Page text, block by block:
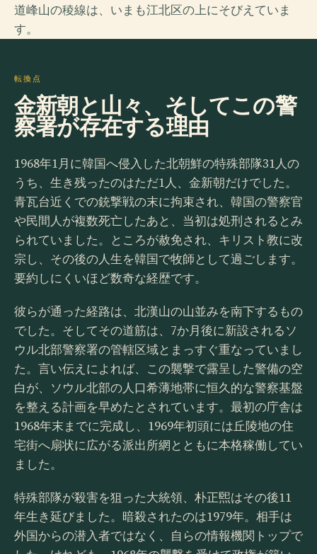
道峰山の稜線は、いまも江北区の上にそびえていま
す。
転換点
金新朝と山々、そしてこの警
察署が存在する理由
1968年1月に韓国へ侵入した北朝鮮の特殊部隊31人の
うち、生き残ったのはただ1人、金新朝だけでした。
青瓦台近くでの銃撃戦の末に拘束され、韓国の警察官
や民間人が複数死亡したあと、当初は処刑されるとみ
られていました。ところが赦免され、キリスト教に改
宗し、その後の人生を韓国で牧師として過ごします。
要約しにくいほど数奇な経歴です。
彼らが通った経路は、北漢山の山並みを南下するもの
でした。そしてその道筋は、7か月後に新設されるソ
ウル北部警察署の管轄区域とまっすぐ重なっていまし
た。言い伝えによれば、この襲撃で露呈した警備の空
白が、ソウル北部の人口希薄地帯に恒久的な警察基盤
を整える計画を早めたとされています。最初の庁舎は
1968年末までに完成し、1969年初頭には丘陵地の住
宅街へ扇状に広がる派出所網とともに本格稼働してい
ました。
特殊部隊が殺害を狙った大統領、朴正煕はその後11
年生き延びました。暗殺されたのは1979年。相手は
外国からの潜入者ではなく、自らの情報機関トップで